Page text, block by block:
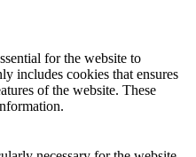
for the website to
includes cookies that ensures
of the website. These